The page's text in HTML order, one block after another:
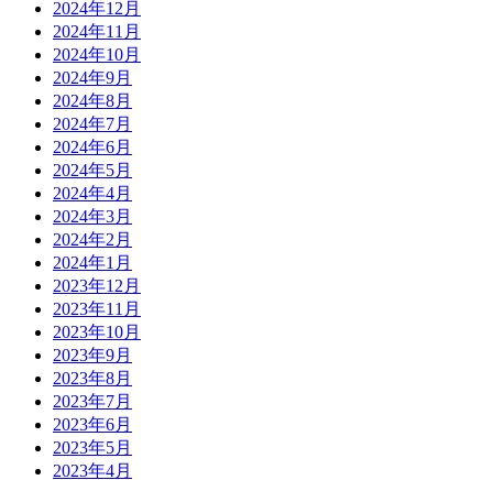
2024年12月
2024年11月
2024年10月
2024年9月
2024年8月
2024年7月
2024年6月
2024年5月
2024年4月
2024年3月
2024年2月
2024年1月
2023年12月
2023年11月
2023年10月
2023年9月
2023年8月
2023年7月
2023年6月
2023年5月
2023年4月